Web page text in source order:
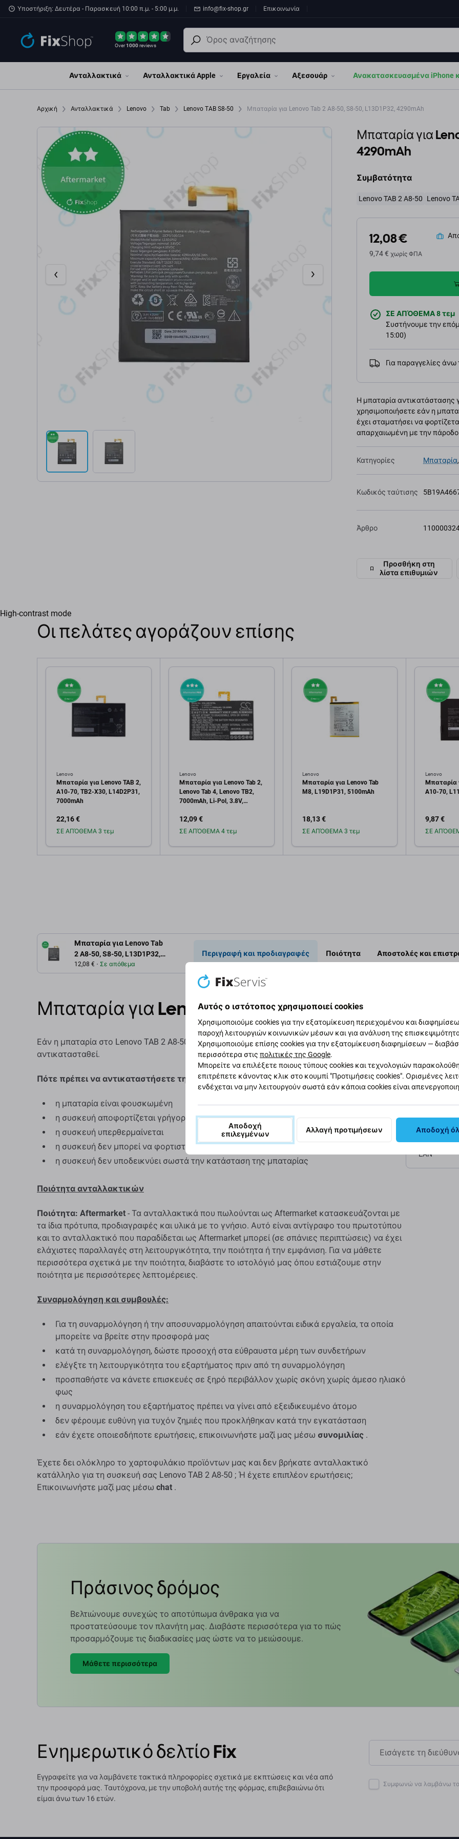
Παράβλεψη στο κύριο περιεχόμενο
Υποστήριξη: Δευτέρα - Παρασκευή 10:00 π.μ. - 5:00 μ.μ. info@fix-shop.gr Επικοινωνία
Over1000reviews
Ανταλλακτικά Ανταλλακτικά Apple Εργαλεία Αξεσουάρ Ανακατασκευασμένα iPhone
Αρχική Ανταλλακτικά Lenovo Tab Lenovo TAB S8-50 Μπαταρία για Lenovo Tab 2 A8-50, S8-50, L13D1P32, 4290mAh
Μπαταρία για
4290mAh
Συμβατότητα
Lenovo TAB 2 A8-50 Lenovo
12,08 €
9,74 € χωρίς ΦΠΑ
ΣΕ ΑΠΌΘΕΜΑ 8 τεμ
Συστήνουμε την
15:00)
Για παραγγελίες
Η μπαταρία αντικατάστασης
χρησιμοποιήσετε εάν η
έχει σταματήσει να
απαρχαιωμένη με την
Κατηγορίες Μπαταρία,
Κωδικός ταύτισης
Άρθρο
Προσθήκη στη
λίστα επιθυμιών
High-contrast mode
Οι πελάτες αγοράζουν επίσης
Lenovo
Μπαταρία για Lenovo TAB 2,
A10-70, TB2-X30, L14D2P31,
7000mAh
22,16 €
ΣΕ ΑΠΌΘΕΜΑ 3 τεμ
Lenovo
Μπαταρία για Lenovo Tab 2,
Lenovo Tab 4, Lenovo TB2,
7000mAh, Li-Pol, 3.8V,
12,09 €
ΣΕ ΑΠΌΘΕΜΑ 4 τεμ
Lenovo
Μπαταρία για Lenovo Tab
M8, L19D1P31, 5100mAh
18,13 €
ΣΕ ΑΠΌΘΕΜΑ 3 τεμ
Lenovo
Μπαταρία
A10-70,
9,87 €
ΣΕ
Μπαταρία για Lenovo Tab
2 A8-50, S8-50, L13D1P32,
4290mAh
12,08 € Σε απόθεμα
Περιγραφή και προδιαγραφές Ποιότητα Αποστολές και
Μπαταρία για Lenovo TAB 2 A8-50
Εάν η μπαταρία στο Lenovo TAB 2 A8-50 έχει φουσκώσει ή έχει χάσει χωρητικότητα, πρέπει να
αντικατασταθεί.
Πότε πρέπει να αντικαταστήσετε την μπαταρία;
η μπαταρία είναι φουσκωμένη
η συσκευή αποφορτίζεται γρήγορα
η συσκευή υπερθερμαίνεται
η συσκευή δεν μπορεί να φορτιστεί στο 100%
η συσκευή δεν υποδεικνύει σωστά την κατάσταση της μπαταρίας
Ποιότητα ανταλλακτικών
Ποιότητα: Aftermarket - Τα ανταλλακτικά που πωλούνται ως Aftermarket κατασκευάζονται με
τα ίδια πρότυπα, προδιαγραφές και υλικά με το γνήσιο. Αυτό είναι αντίγραφο του πρωτοτύπου
και το ανταλλακτικό που παραδίδεται ως Aftermarket μπορεί (σε σπάνιες περιπτώσεις) να έχει
ελάχιστες παραλλαγές στη λειτουργικότητα, την ποιότητα ή την εμφάνιση. Για να μάθετε
περισσότερα σχετικά με την ποιότητα, διαβάστε το ιστολόγιό μας όπου εστιάζουμε στην
ποιότητα με περισσότερες λεπτομέρειες.
Συναρμολόγηση και συμβουλές:
Για τη συναρμολόγηση ή την αποσυναρμολόγηση απαιτούνται ειδικά εργαλεία, τα οποία
μπορείτε να βρείτε στην προσφορά μας
κατά τη συναρμολόγηση, δώστε προσοχή στα εύθραυστα μέρη των συνδετήρων
ελέγξτε τη λειτουργικότητα του εξαρτήματος πριν από τη συναρμολόγηση
προσπαθήστε να κάνετε επισκευές σε ξηρό περιβάλλον χωρίς σκόνη χωρίς άμεσο ηλιακό
φως
η συναρμολόγηση του εξαρτήματος πρέπει να γίνει από εξειδικευμένο άτομο
δεν φέρουμε ευθύνη για τυχόν ζημιές που προκλήθηκαν κατά την εγκατάσταση
εάν έχετε οποιεσδήποτε ερωτήσεις, επικοινωνήστε μαζί μας μέσω συνομιλίας .
Έχετε δει ολόκληρο το χαρτοφυλάκιο προϊόντων μας και δεν βρήκατε ανταλλακτικό
κατάλληλο για τη συσκευή σας Lenovo TAB 2 A8-50 ; Ή έχετε επιπλέον ερωτήσεις;
Επικοινωνήστε μαζί μας μέσω chat .
Τύπος
Κατηγορία
Καθαρό
EAN
Πράσινος δρόμος
Βελτιώνουμε συνεχώς το αποτύπωμα άνθρακα για να
προστατεύσουμε τον πλανήτη μας. Διαβάστε περισσότερα για το πώς
προσαρμόζουμε τις διαδικασίες μας ώστε να το μειώσουμε.
Μάθετε περισσότερα
Ενημερωτικό δελτίο Fix
Εγγραφείτε για να λαμβάνετε τακτικά πληροφορίες σχετικά με εκπτώσεις και νέα από
την προσφορά μας. Ταυτόχρονα, με την υποβολή αυτής της φόρμας, επιβεβαιώνω ότι
είμαι άνω των 16 ετών.
Συμφωνώ να λαμβάνω το
Αυτός ο ιστότοπος χρησιμοποιεί cookies
Χρησιμοποιούμε cookies για την εξατομίκευση περιεχομένου και
παροχή λειτουργιών κοινωνικών μέσων και για ανάλυση της
Χρησιμοποιούμε επίσης cookies για την εξατομίκευση διαφημίσεων —
περισσότερα στις πολιτικές της Google.
Μπορείτε να επιλέξετε ποιους τύπους cookies και τεχνολογιών
επιτρέπετε κάνοντας κλικ στο κουμπί "Προτιμήσεις cookies". Ορισμένες
ενδέχεται να μην λειτουργούν σωστά εάν κάποια cookies είναι
Αποδοχή
επιλεγμένων
Αλλαγή προτιμήσεων Αποδοχή